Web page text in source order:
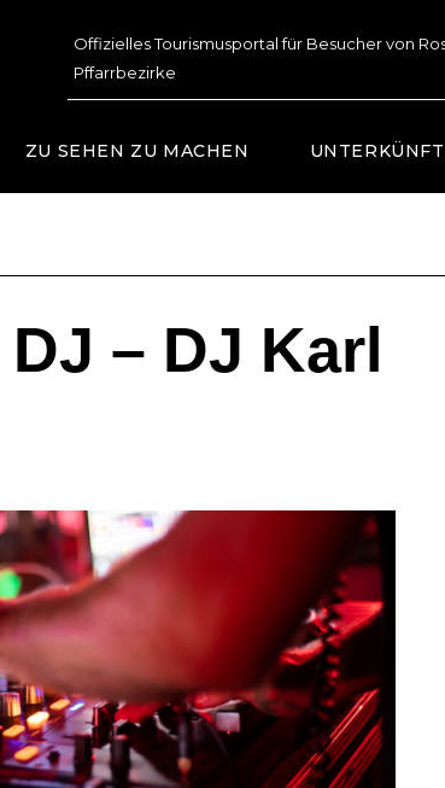
Offizielles Tourismusportal für Besucher von
Pffarrbezirke
ZU SEHEN ZU MACHEN
– DJ Karl